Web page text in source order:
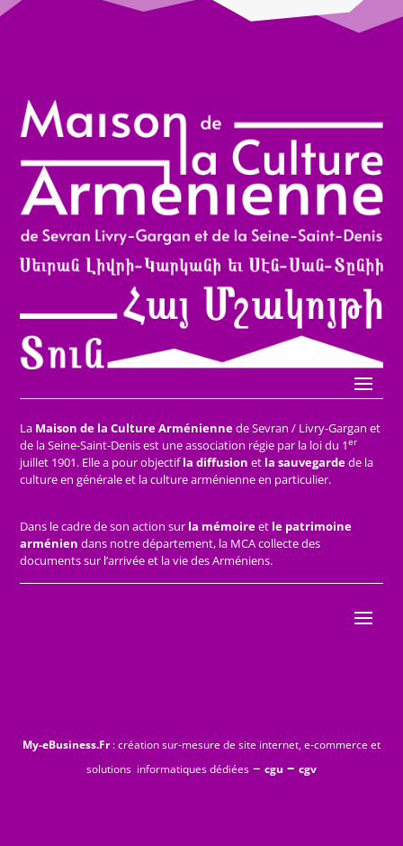
La Maison de la Culture Arméniennede Sevran / Livry-Gargan et
de la Seine-Saint-Denis est une association régie par la loi du 1er
juillet 1901. Elle a pour objectifla diffusion et la sauvegardede la
culture en générale et la culture arménienne en particulier.
Dans le cadre de son action sur la mémoireet le patrimoine
arménien dans notre département, la MCA collecte des
documents sur l’arrivée et la vie des Arméniens.
My-eBusiness.Fr: création sur-mesure de site internet, e-commerce et
solutions informatiques dédiées – cgu – cgv